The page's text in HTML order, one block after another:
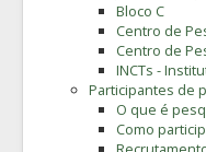
Bloco C
Centro de
Centro de
INCTs -
Participantes de
O que é
Como